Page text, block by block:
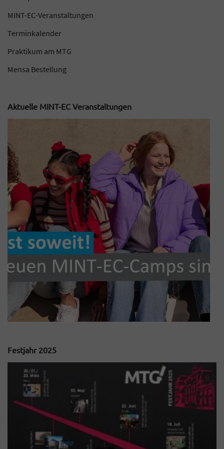
MINT-EC-Veranstaltungen
Terminkalender
Praktikum am MTG
Mensa Bestellung
Aktuelle MINT-EC Veranstaltungen
Festjahr 2025